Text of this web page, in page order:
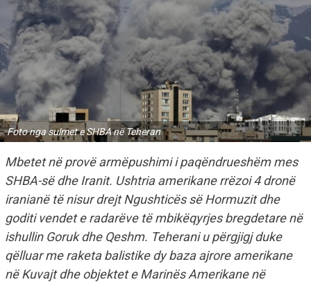
Foto nga sulmet e SHBA në Teheran
Mbetet në provë armëpushimi i paqëndrueshëm mes
SHBA-së dhe Iranit. Ushtria amerikane rrëzoi 4 dronë
iranianë të nisur drejt Ngushticës së Hormuzit dhe
goditi vendet e radarëve të mbikëqyrjes bregdetare në
ishullin Goruk dhe Qeshm. Teherani u përgjigj duke
qëlluar me raketa balistike dy baza ajrore amerikane
në Kuvajt dhe objektet e Marinës Amerikane në